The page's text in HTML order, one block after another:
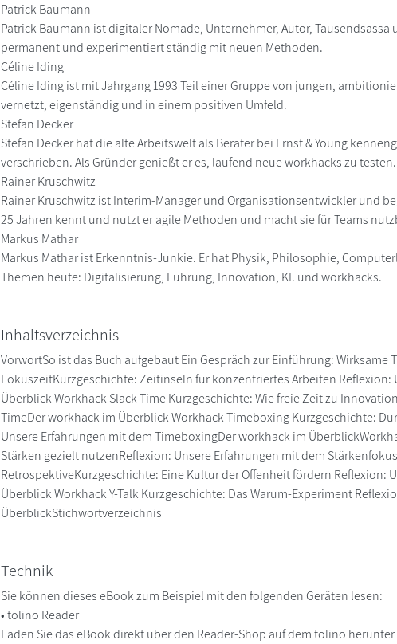
Patrick Baumann
Patrick Baumann ist digitaler Nomade, Unternehmer, Autor,
permanent und experimentiert ständig mit neuen Methoden.
Céline Iding
Céline Iding ist mit Jahrgang 1993 Teil einer Gruppe von jungen,
vernetzt, eigenständig und in einem positiven Umfeld.
Stefan Decker
Stefan Decker hat die alte Arbeitswelt als Berater bei Ernst & Young
verschrieben. Als Gründer genießt er es, laufend neue workhacks zu testen.
Rainer Kruschwitz
Rainer Kruschwitz ist Interim-Manager und Organisationsentwickler und
25 Jahren kennt und nutzt er agile Methoden und macht sie für Teams
Markus Mathar
Markus Mathar ist Erkenntnis-Junkie. Er hat Physik, Philosophie,
Themen heute: Digitalisierung, Führung, Innovation, KI. und workhacks.
Inhaltsverzeichnis
VorwortSo ist das Buch aufgebaut Ein Gespräch zur Einführung: Wirksame
FokuszeitKurzgeschichte: Zeitinseln für konzentriertes Arbeiten
Überblick Workhack Slack Time Kurzgeschichte: Wie freie Zeit zu
TimeDer workhack im Überblick Workhack Timeboxing Kurzgeschichte:
Unsere Erfahrungen mit dem TimeboxingDer workhack im
Stärken gezielt nutzenReflexion: Unsere Erfahrungen mit dem
RetrospektiveKurzgeschichte: Eine Kultur der Offenheit fördern Reflexion:
Überblick Workhack Y-Talk Kurzgeschichte: Das Warum-Experiment
ÜberblickStichwortverzeichnis
Technik
Sie können dieses eBook zum Beispiel mit den folgenden Geräten lesen:
• tolino Reader
Laden Sie das eBook direkt über den Reader-Shop auf dem tolino